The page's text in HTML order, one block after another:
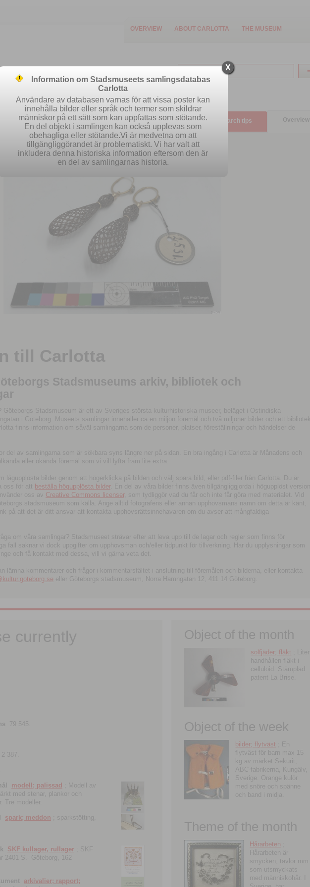
OVERVIEW ABOUT CARLOTTA THE MUSEUM
Easy search Advanced search Search tips Overview
till Carlotta
Stadsmuseums arkiv, bibliotek och
Göteborgs Stadsmuseum är ett av Sveriges största kulturhistoriska museer, beläget i Ostindiska
i Göteborg. Museets samlingar innehåller ca en miljon föremål och två miljoner bilder och ett bibliotek
finns information om såväl samlingarna som de personer, platser, föreställningar och händelser de
del av samlingarna som är sökbara syns längre ner på sidan. En bra ingång i Carlotta är Månadens och
eller okända föremål som vi vill lyfta fram lite extra.
lågupplösta bilder genom att högerklicka på bilden och välj spara bild, eller pdf-filer från Carlotta. Du är
oss för att beställa högupplösta bilder. En del av våra bilder finns även tillgängliggjorda i högupplöst version
oss av Creative Commons licenser, som tydliggör vad du får och inte får göra med materialet. Vid
stadsmuseum som källa. Ange alltid fotografens eller annan upphovsmans namn om detta är känt,
på att det är ditt ansvar att kontakta upphovsrättsinnehavaren om du avser att mångfaldiga
om våra samlingar? Stadsmuseet strävar efter att leva upp till de lagar och regler som finns för
fall saknar vi dock uppgifter om upphovsman och/eller tidpunkt för tillverkning. Har du upplysningar som
och få kontakt med dessa, vill vi gärna veta det.
lämna kommentarer och frågor i kommentarsfältet i anslutning till föremålen och bilderna, eller kontakta
eller Göteborgs stadsmuseum, Norra Hamngatan 12, 411 14 Göteborg.
currently
79 545.
2 387.
modell; palissad
; Modell av
med stenar, plankor och
Tre modeller.
spark; meddon ; sparkstötting,
SKF kullager, rullager ; SKF
2401 S.- Göteborg, 162
arkivalier; rapport;
Object of the month
solfjäder; fläkt ; Liten
handhållen fläkt i
celluloid. Stämplad
patent La Brise.
Object of the week
bilder; flytväst ; En
flytväst för barn max 15
kg av märket Sekurit,
ABC-fabrikerna, Kungälv,
Sverige. Orange kulör
med snöre och spänne
och band i midja.
Theme of the month
Hårarbeten
Hårarbeten är
smycken, tavlor mm
som utsmyckats
med människohår. I
X
Information om Stadsmuseets samlingsdatabas
Carlotta
Användare av databasen varnas för att vissa poster kan
innehålla bilder eller språk och termer som skildrar
människor på ett sätt som kan uppfattas som stötande.
En del objekt i samlingen kan också upplevas som
obehagliga eller stötande.Vi är medvetna om att
tillgängliggörandet är problematiskt. Vi har valt att
inkludera denna historiska information eftersom den är
en del av samlingarnas historia.